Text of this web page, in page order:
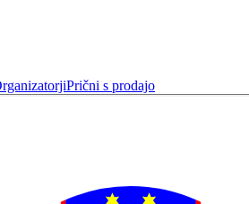
Prični s prodajo